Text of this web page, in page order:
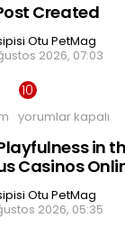
Created
Created
Otu PetMag
2026, 07:03
Privacy
Playfulness
in
the
Best
Anonymous
Casinos
yorumlar kapalı
in
Casinos
Otu PetMag
2026, 05:35